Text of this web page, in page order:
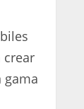
crear
gama